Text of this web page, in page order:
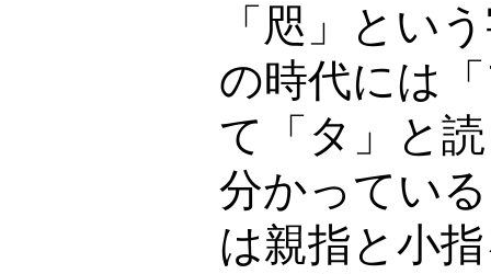
「咫」とい
の時代には
て「タ」と
分かってい
は親指と小